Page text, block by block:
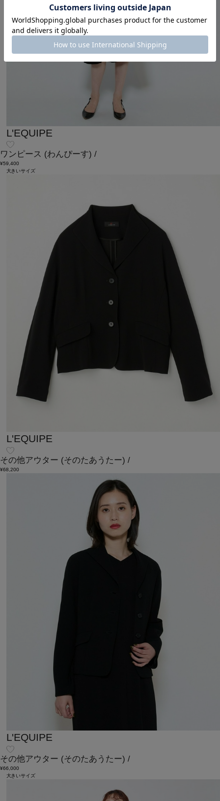
L'EQUIPE
ワンピース (わんぴーす) /
¥59,400
大きいサイズ
L'EQUIPE
その他アウター (そのたあうたー) /
¥68,200
L'EQUIPE
その他アウター (そのたあうたー) /
¥66,000
大きいサイズ